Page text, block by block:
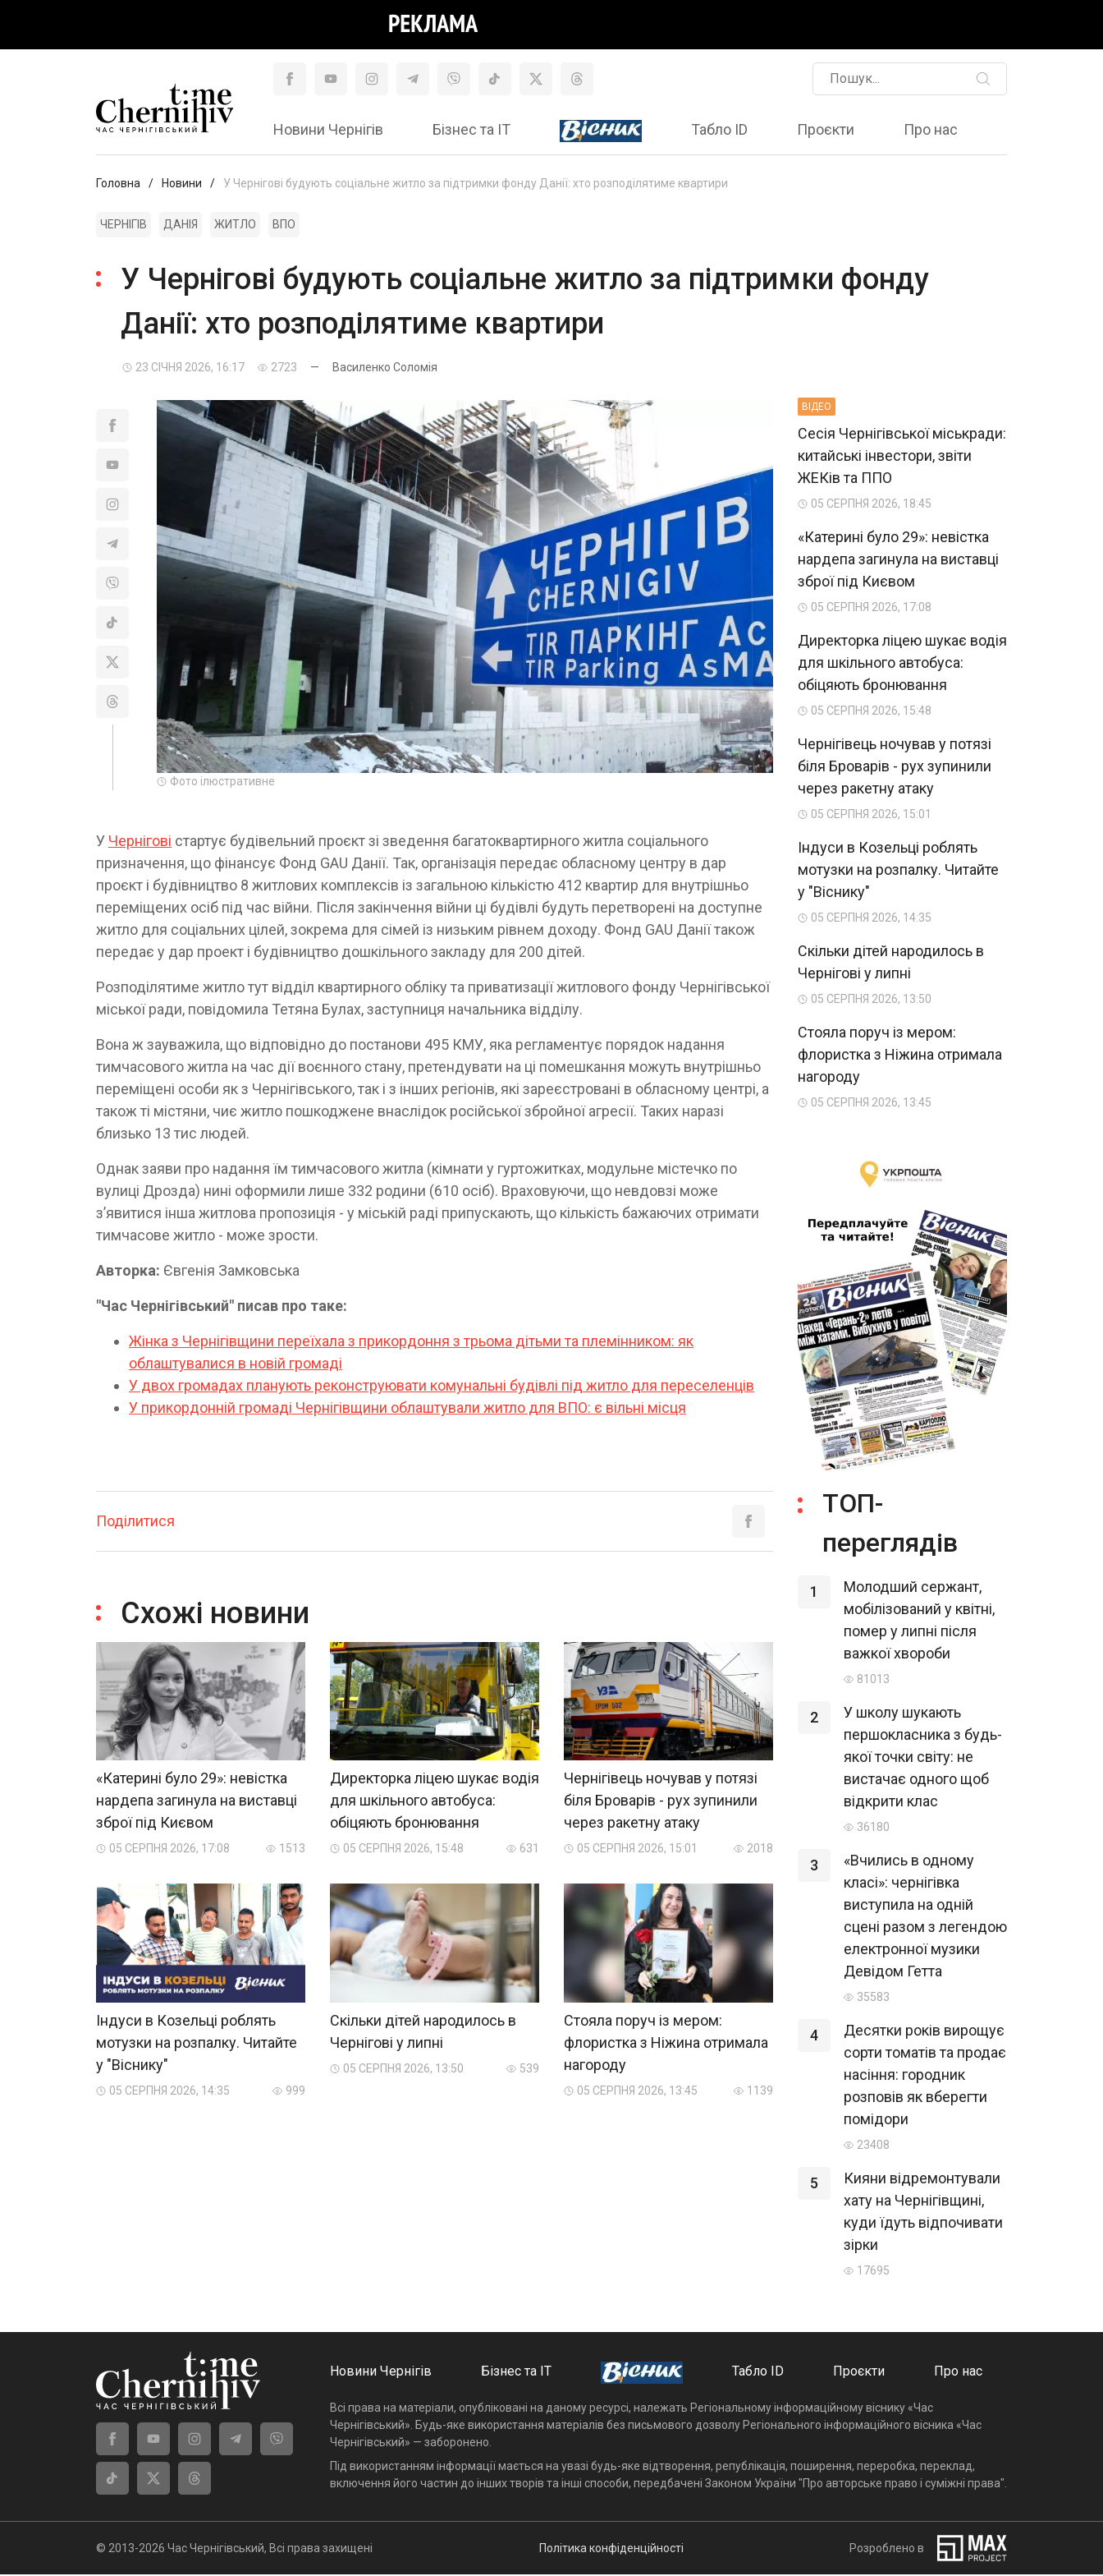
Новини Чернігів Бізнес та ІТ Табло ID Проєкти Про нас
Головна Новини У Чернігові будують соціальне житло за підтримки фонду Данії: хто розподілятиме квартири
ЧЕРНІГІВ ДАНІЯ ЖИТЛО ВПО
У Чернігові будують соціальне житло за підтримки фонду
Данії: хто розподілятиме квартири
23 СІЧНЯ 2026, 16:17 2723 — Василенко Соломія
Фото ілюстративне
У Чернігові стартує будівельний проєкт зі зведення багатоквартирного житла соціального
призначення, що фінансує Фонд GAU Данії. Так, організація передає обласному центру в дар
проєкт і будівництво 8 житлових комплексів із загальною кількістю 412 квартир для внутрішньо
переміщених осіб під час війни. Після закінчення війни ці будівлі будуть перетворені на доступне
житло для соціальних цілей, зокрема для сімей із низьким рівнем доходу. Фонд GAU Данії також
передає у дар проект і будівництво дошкільного закладу для 200 дітей.
Розподілятиме житло тут відділ квартирного обліку та приватизації житлового фонду Чернігівської
міської ради, повідомила Тетяна Булах, заступниця начальника відділу.
Вона ж зауважила, що відповідно до постанови 495 КМУ, яка регламентує порядок надання
тимчасового житла на час дії воєнного стану, претендувати на ці помешкання можуть внутрішньо
переміщені особи як з Чернігівського, так і з інших регіонів, які зареєстровані в обласному центрі, а
також ті містяни, чиє житло пошкоджене внаслідок російської збройної агресії. Таких наразі
близько 13 тис людей.
Однак заяви про надання їм тимчасового житла (кімнати у гуртожитках, модульне містечко по
вулиці Дрозда) нині оформили лише 332 родини (610 осіб). Враховуючи, що невдовзі може
з’явитися інша житлова пропозиція - у міській раді припускають, що кількість бажаючих отримати
тимчасове житло - може зрости.
Авторка: Євгенія Замковська
"Час Чернігівський" писав про таке:
Жінка з Чернігівщини переїхала з прикордоння з трьома дітьми та племінником: як
облаштувалися в новій громаді
У двох громадах планують реконструювати комунальні будівлі під житло для переселенців
У прикордонній громаді Чернігівщини облаштували житло для ВПО: є вільні місця
Поділитися
Схожі новини
«Катерині було 29»: невістка
нардепа загинула на виставці
зброї під Києвом
05 СЕРПНЯ 2026, 17:08 1513
Директорка ліцею шукає водія
для шкільного автобуса:
обіцяють бронювання
05 СЕРПНЯ 2026, 15:48 631
Чернігівець ночував у потязі
біля Броварів - рух зупинили
через ракетну атаку
05 СЕРПНЯ 2026, 15:01 2018
Індуси в Козельці роблять
мотузки на розпалку. Читайте
у "Віснику"
05 СЕРПНЯ 2026, 14:35 999
Скільки дітей народилось в
Чернігові у липні
05 СЕРПНЯ 2026, 13:50 539
Стояла поруч із мером:
флористка з Ніжина отримала
нагороду
05 СЕРПНЯ 2026, 13:45 1139
ВIДЕО
Сесія Чернігівської міськради:
китайські інвестори, звіти
ЖЕКів та ППО
05 СЕРПНЯ 2026, 18:45
«Катерині було 29»: невістка
нардепа загинула на виставці
зброї під Києвом
05 СЕРПНЯ 2026, 17:08
Директорка ліцею шукає водія
для шкільного автобуса:
обіцяють бронювання
05 СЕРПНЯ 2026, 15:48
Чернігівець ночував у потязі
біля Броварів - рух зупинили
через ракетну атаку
05 СЕРПНЯ 2026, 15:01
Індуси в Козельці роблять
мотузки на розпалку. Читайте
у "Віснику"
05 СЕРПНЯ 2026, 14:35
Скільки дітей народилось в
Чернігові у липні
05 СЕРПНЯ 2026, 13:50
Стояла поруч із мером:
флористка з Ніжина отримала
нагороду
05 СЕРПНЯ 2026, 13:45
ТОП-
переглядів
1
Молодший сержант,
мобілізований у квітні,
помер у липні після
важкої хвороби
81013
2
У школу шукають
першокласника з будь-
якої точки світу: не
вистачає одного щоб
відкрити клас
36180
3
«Вчились в одному
класі»: чернігівка
виступила на одній
сцені разом з легендою
електронної музики
Девідом Гетта
35583
4
Десятки років вирощує
сорти томатів та продає
насіння: городник
розповів як вберегти
помідори
23408
5
Кияни відремонтували
хату на Чернігівщині,
куди їдуть відпочивати
зірки
17695
Новини Чернігів Бізнес та ІТ Табло ID Проєкти Про нас
Всі права на матеріали, опубліковані на даному ресурсі, належать Регіональному інформаційному віснику «Час
Чернігівський». Будь-яке використання матеріалів без письмового дозволу Регіонального інформаційного вісника «Час
Чернігівський» — заборонено.
Під використанням інформації мається на увазі будь-яке відтворення, републікація, поширення, переробка, переклад,
включення його частин до інших творів та інші способи, передбачені Законом України "Про авторське право і суміжні права".
© 2013-2026 Час Чернігівський, Всі права захищені Політика конфіденційності Розроблено в